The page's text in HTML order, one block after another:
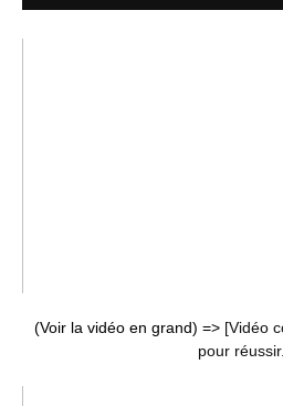
(Voir la vidéo en grand) => [Vidéo
pour